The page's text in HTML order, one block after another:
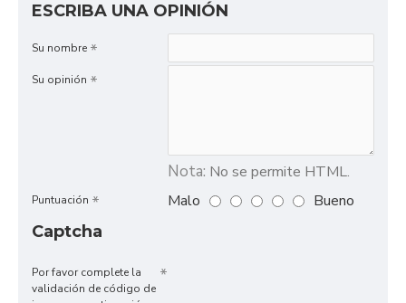
ESCRIBA UNA OPINIÓN
Su nombre
Su opinión
Nota: No se permite HTML.
Puntuación Malo
Bueno
Captcha
Por favor complete la
validación de código de